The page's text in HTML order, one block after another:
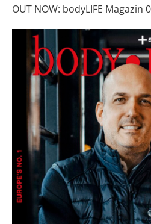
OUT NOW: bodyLIFE Magazin